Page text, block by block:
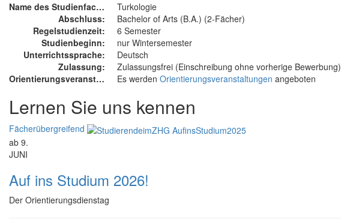
Name des Studienfachs:
Turkologie
Abschluss:
Bachelor of Arts (B.A.) (2-Fächer)
Regelstudienzeit:
6 Semester
Studienbeginn:
nur Wintersemester
Unterrichtssprache:
Deutsch
Zulassung:
Zulassungsfrei (Einschreibung ohne vorherige Bewerbung)
Orientierungsveranstaltung:
Es werden Orientierungsveranstaltungen angeboten
Lernen Sie uns kennen
Fächerübergreifend
ab 9.
JUNI
Auf ins Studium 2026!
Der Orientierungsdienstag